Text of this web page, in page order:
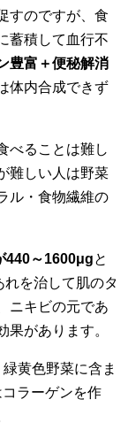
すのですが、食
蓄積して血行不
豊富＋便秘解消
体内合成できず
べることは難し
難しい人は野菜
ル・食物繊維の
440～1600μgと
を治して肌のタ
ニキビの元であ
果があります。
黄色野菜に含ま
ラーゲンを作